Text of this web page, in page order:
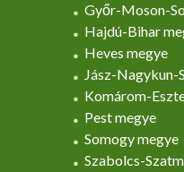
Győr-Moson-
Hajdú-Bihar
Heves megye
Jász-Nagykun-
Komárom-
Pest megye
Somogy megye
Szabolcs-